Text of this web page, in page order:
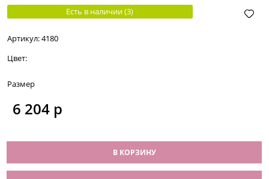
Есть в наличии (3)
Артикул:4180
Цвет:
Размер
6 204 р
В КОРЗИНУ